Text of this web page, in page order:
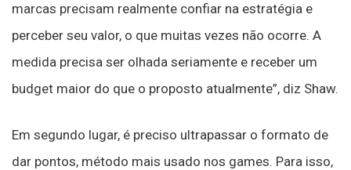
marcas precisam realmente confiar na estratégia e
perceber seu valor, o que muitas vezes não ocorre. A
medida precisa ser olhada seriamente e receber um
budget maior do que o proposto atualmente”, diz Shaw.
Em segundo lugar, é preciso ultrapassar o formato de
dar pontos, método mais usado nos games. Para isso,